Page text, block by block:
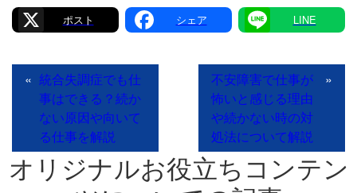
X FacebookLine
« 統合失調症でも仕
事はできる？続か
ない原因や向いて
る仕事を解説
不安障害で仕事が
怖いと感じる理由
や続かない時の対
処法について解説
»
オリジナルお役立ちコンテン